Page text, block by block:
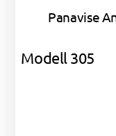
Panavise
Modell 305